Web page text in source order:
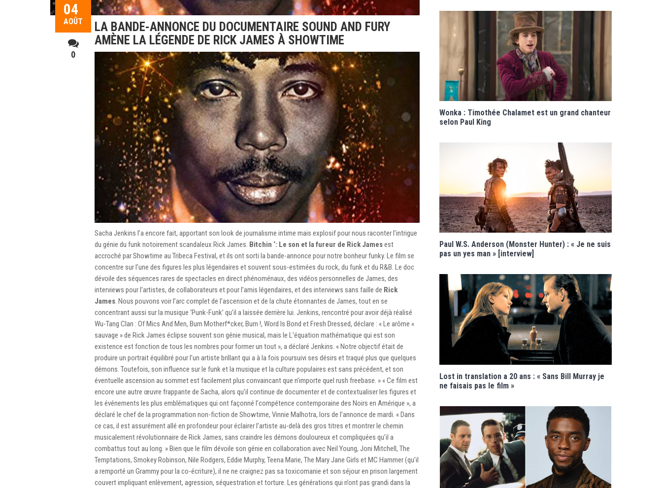
04
AOÛT
0
LA BANDE-ANNONCE DU DOCUMENTAIRE SOUND AND FURY
AMÈNE LA LÉGENDE DE RICK JAMES À SHOWTIME
Sacha Jenkins l’a encore fait, apportant son look de journalisme intime mais explosif pour nous raconter l’intrigue
du génie du funk notoirement scandaleux Rick James. Bitchin ‘: Le son et la fureur de Rick Jamesest
accroché par Showtime au Tribeca Festival, et ils ont sorti la bande-annonce pour notre bonheur funky. Le film se
concentre sur l’une des figures les plus légendaires et souvent sous-estimées du rock, du funk et du R&B. Le doc
dévoile des séquences rares de spectacles en direct phénoménaux, des vidéos personnelles de James, des
interviews pour l’artistes, de collaborateurs et pour l’amis légendaires, et des interviews sans faille de Rick
James. Nous pouvons voir l’arc complet de l’ascension et de la chute étonnantes de James, tout en se
concentrant aussi sur la musique ‘Punk-Funk’ qu’il a laissée derrière lui. Jenkins, rencontré pour avoir déjà réalisé
Wu-Tang Clan : Of Mics And Men, Burn Motherf*cker, Burn !, Word Is Bond et Fresh Dressed, déclare : « Le arôme «
sauvage » de Rick James éclipse souvent son génie musical, mais le L’équation mathématique qui est son
existence est fonction de tous les nombres pour former un tout », a déclaré Jenkins. « Notre objectif était de
produire un portrait équilibré pour l’un artiste brillant qui a à la fois poursuivi ses désirs et traqué plus que quelques
démons. Toutefois, son influence sur le funk et la musique et la culture populaires est sans précédent, et son
éventuelle ascension au sommet est facilement plus convaincant que n’importe quel rush freebase. » « Ce film est
encore une autre œuvre frappante de Sacha, alors qu’il continue de documenter et de contextualiser les figures et
les événements les plus emblématiques qui ont façonné l’compétence contemporaine des Noirs en Amérique », a
déclaré le chef de la programmation non-fiction de Showtime, Vinnie Malhotra, lors de l’annonce de mardi. « Dans
ce cas, il est assurément allé en profondeur pour éclairer l’artiste au-delà des gros titres et montrer le chemin
musicalement révolutionnaire de Rick James, sans craindre les démons douloureux et compliquées qu’il a
combattus tout au long. » Bien que le film dévoile son génie en collaboration avec Neil Young, Joni Mitchell, The
Temptations, Smokey Robinson, Nile Rodgers, Eddie Murphy, Teena Marie, The Mary Jane Girls et MC Hammer (qu’il
a remporté un Grammy pour la co-écriture), il ne ne craignez pas sa toxicomanie et son séjour en prison largement
couvert impliquant enlèvement, agression, séquestration et torture. Les générations qui n’ont pas grandi dans la
Wonka : Timothée Chalamet est un grand chanteur
selon Paul King
Paul W.S. Anderson (Monster Hunter) : « Je ne suis
pas un yes man » [interview]
Lost in translation a 20 ans : « Sans Bill Murray je
ne faisais pas le film »